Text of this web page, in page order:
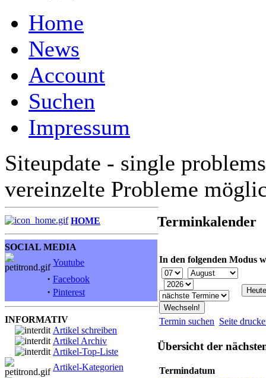
Home
News
Account
Suchen
Impressum
Siteupdate - single
vereinzelte Probleme
HOME
SOCIAL MEDIA
Youtube
· Facebook
· Pinterest
INFORMATIV
Artikel schreiben
Artikel Archiv
Artikel-Top-Liste
Artikel-Kategorien
Terminkalender
In den folgenden Modus
Termin suchen Seite
Übersicht der
Termindatum